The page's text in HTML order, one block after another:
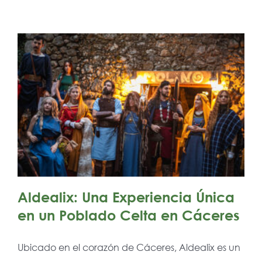
Aldealix: Una Experiencia Única
en un Poblado Celta en Cáceres
Ubicado en el corazón de Cáceres, Aldealix es un